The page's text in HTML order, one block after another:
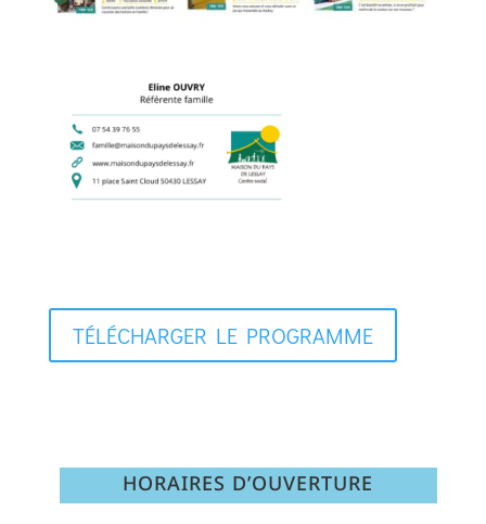
TÉLÉCHARGER LE PROGRAMME
HORAIRES D’OUVERTURE